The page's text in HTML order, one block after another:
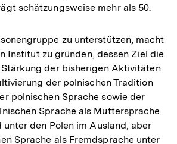
schätzungsweise mehr als 50.
zu unterstützen, macht
Institut zu gründen, dessen Ziel die
der bisherigen Aktivitäten
der polnischen Tradition
polnischen Sprache sowie der
Sprache als Muttersprache
unter den Polen im Ausland, aber
Sprache als Fremdsprache unter